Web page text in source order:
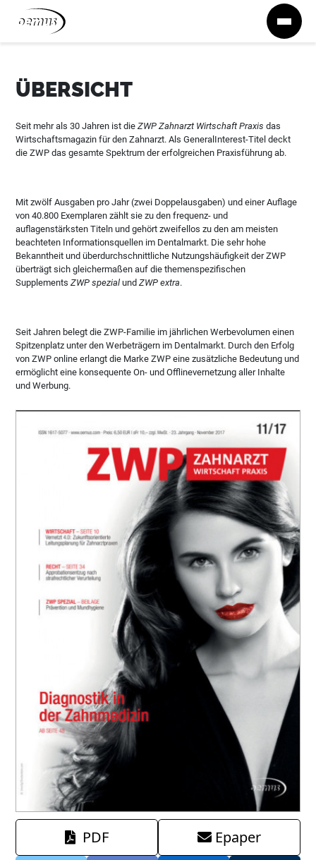
Zum Inhalt springen
ÜBERSICHT
Seit mehr als 30 Jahren ist dieZWP Zahnarzt Wirtschaft Praxis das
Wirtschaftsmagazin für den Zahnarzt. Als GeneralInterest-Titel deckt
die ZWP das gesamte Spektrum der erfolgreichen Praxisführung ab.
Mit zwölf Ausgaben pro Jahr (zwei Doppelausgaben) und einer Auflage
von 40.800 Exemplaren zählt sie zu den frequenz- und
auflagenstärksten Titeln und gehört zweifellos zu den am meisten
beachteten Informationsquellen im Dentalmarkt. Die sehr hohe
Bekanntheit und überdurchschnittliche Nutzungshäufigkeit der ZWP
überträgt sich gleichermaßen auf die themenspezifischen
SupplementsZWP spezial undZWP extra.
Seit Jahren belegt die ZWP-Familie im jährlichen Werbevolumen einen
Spitzenplatz unter den Werbeträgern im Dentalmarkt. Durch den Erfolg
von ZWP online erlangt die Marke ZWP eine zusätzliche Bedeutung und
ermöglicht eine konsequente On- und Offlinevernetzung aller Inhalte
und Werbung.
PDF Epaper